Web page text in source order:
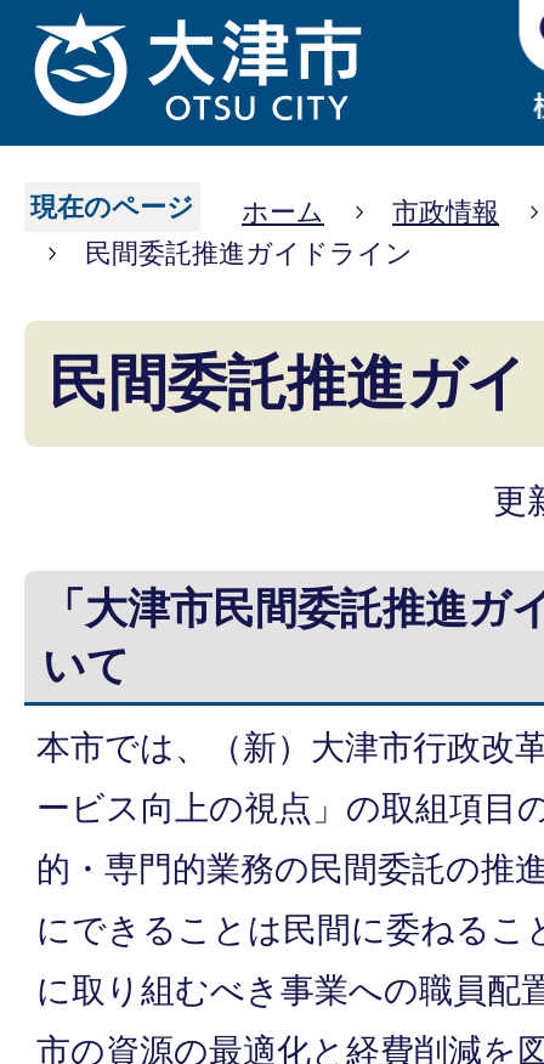
現在のページ ホーム
市政情報
民間委託推進ガイドライン
民間委託推進ガ
更
「大津市民間委託推進ガ
いて
本市では、（新）大津市行政改
ービス向上の視点」の取組項目
的・専門的業務の民間委託の推
にできることは民間に委ねるこ
に取り組むべき事業への職員配
市の資源の最適化と経費削減を